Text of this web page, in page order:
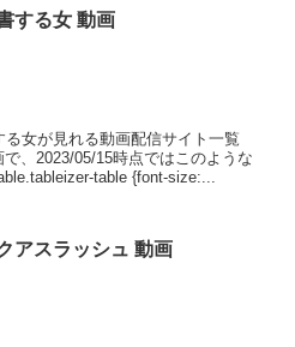
する女 動画
女が見れる動画配信サイト一覧
で、2023/05/15時点ではこのような
table {font-size:...
アスラッシュ 動画